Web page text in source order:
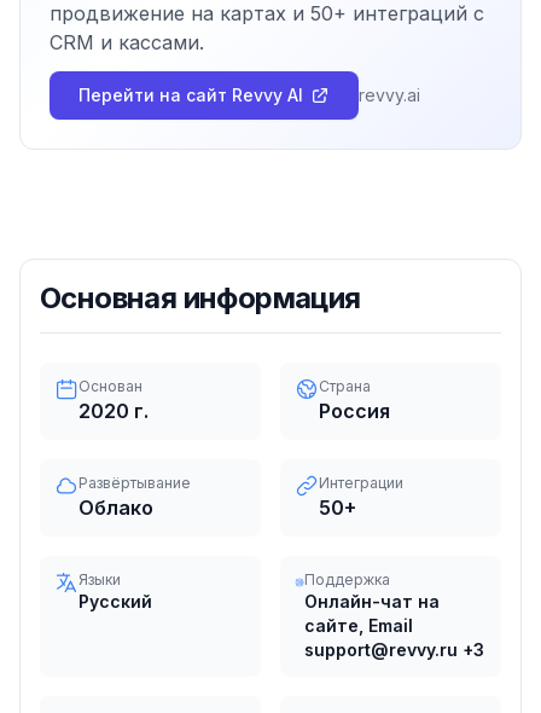
продвижение на картах и 50+ интеграций с
CRM и кассами.
Перейти на сайт Revvy AI revvy.ai
Основная информация
Основан
2020 г.
Страна
Россия
Развёртывание
Облако
Интеграции
50+
Языки
Русский
Поддержка
Онлайн-чат на
сайте, Email
support@revvy.ru +3